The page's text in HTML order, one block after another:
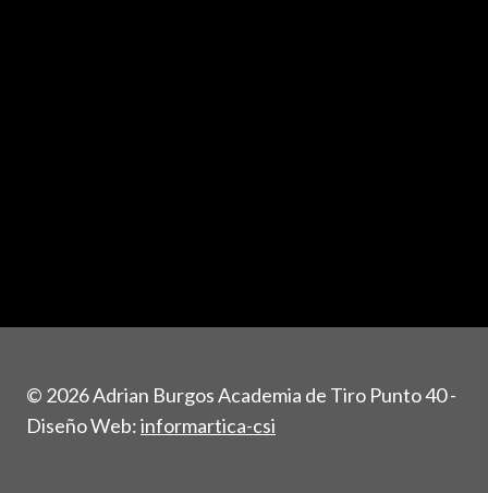
© 2026 Adrian Burgos Academia de Tiro Punto 40 -
Diseño Web:informartica-csi